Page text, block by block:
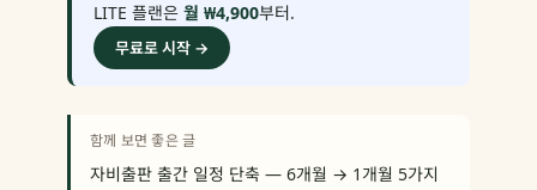
LITE 플랜은 월 ₩4,900부터.
무료로 시작 →
함께 보면 좋은 글
자비출판 출간 일정 단축 — 6개월 → 1개월 5가지